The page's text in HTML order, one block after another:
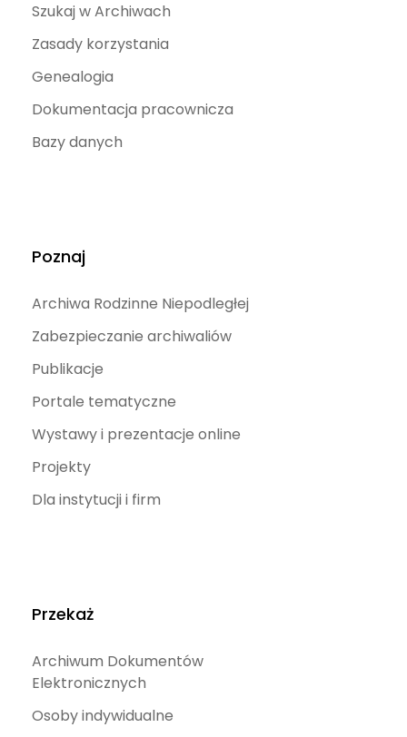
Szukaj w Archiwach
Zasady korzystania
Genealogia
Dokumentacja pracownicza
Bazy danych
Poznaj
Archiwa Rodzinne Niepodległej
Zabezpieczanie archiwaliów
Publikacje
Portale tematyczne
Wystawy i prezentacje online
Projekty
Dla instytucji i firm
Przekaż
Archiwum Dokumentów
Elektronicznych
Osoby indywidualne